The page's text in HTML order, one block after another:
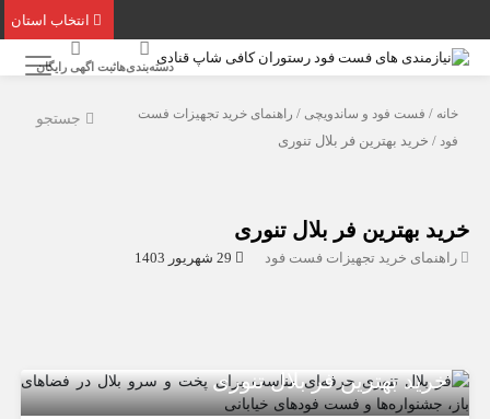
انتخاب استان
دسته‌بندی‌هاثبت اگهی رایگان
جستجو خانه/فست فود و ساندویچی/راهنمای خرید تجهیزات فست
فود/ خرید بهترین فر بلال تنوری
خرید بهترین فر بلال تنوری
راهنمای خرید تجهیزات فست فود 29 شهریور 1403
خرید بهترین فر بلال تنوری